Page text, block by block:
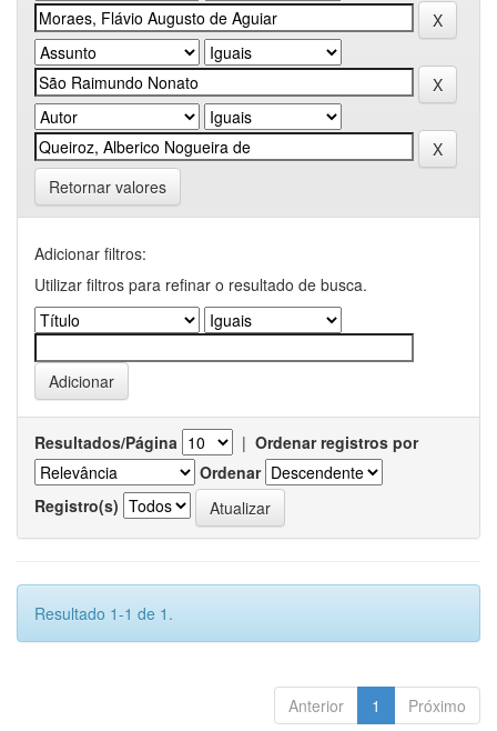
Retornar valores
Adicionar filtros:
Utilizar filtros para refinar o resultado de busca.
Resultados/Página | Ordenar registros por
Ordenar
Registro(s)
Resultado 1-1 de 1.
Anterior 1 Próximo